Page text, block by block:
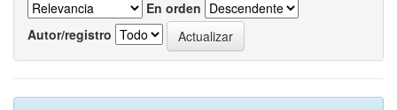
En orden
Autor/registro